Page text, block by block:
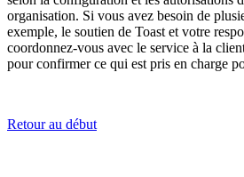
organisation. Si vous avez besoin de
exemple, le soutien de Toast et votre
coordonnez-vous avec le service à la
pour confirmer ce qui est pris en charge
Retour au début